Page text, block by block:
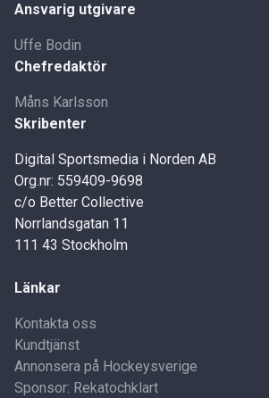
Ansvarig utgivare
Uffe Bodin
Chefredaktör
Måns Karlsson
Skribenter
Digital Sportsmedia i Norden AB
Org.nr: 559409-9698
c/o Better Collective
Norrlandsgatan 11
111 43 Stockholm
Länkar
Kontakta oss
Kundtjänst
Annonsera på Hockeysverige
Sponsor: Rekatochklart